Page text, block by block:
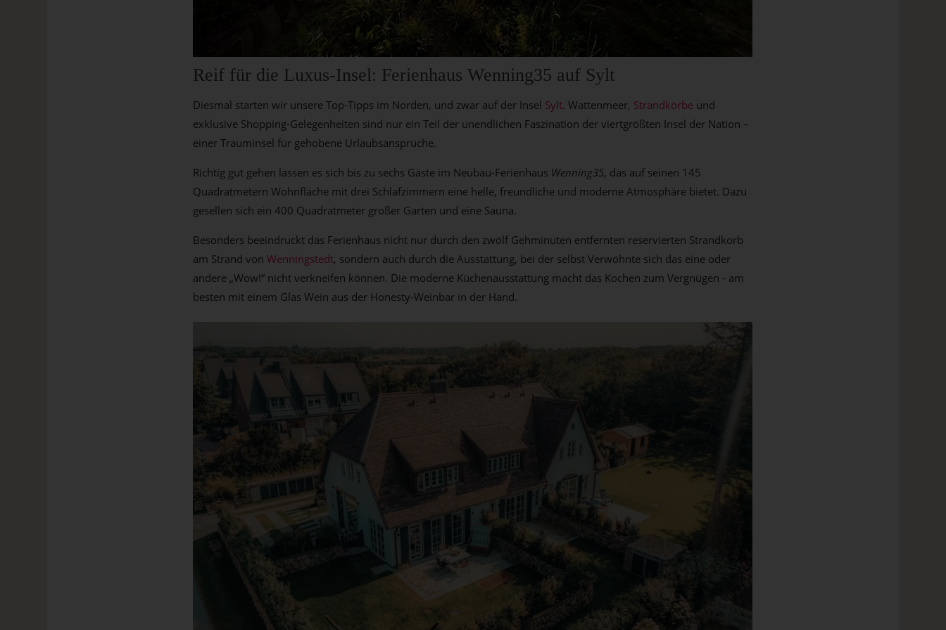
Reif für die Luxus-Insel: Ferienhaus Wenning35 auf Sylt
Diesmal starten wir unsere Top-Tipps im Norden, und zwar auf der Insel Sylt. Wattenmeer, Strandkörbe und
exklusive Shopping-Gelegenheiten sind nur ein Teil der unendlichen Faszination der viertgrößten Insel der Nation –
einer Trauminsel für gehobene Urlaubsansprüche.
Richtig gut gehen lassen es sich bis zu sechs Gäste im Neubau-Ferienhaus Wenning35, das auf seinen 145
Quadratmetern Wohnfläche mit drei Schlafzimmern eine helle, freundliche und moderne Atmosphäre bietet. Dazu
gesellen sich ein 400 Quadratmeter großer Garten und eine Sauna.
Besonders beeindruckt das Ferienhaus nicht nur durch den zwölf Gehminuten entfernten reservierten Strandkorb
am Strand vonWenningstedt, sondern auch durch die Ausstattung, bei der selbst Verwöhnte sich das eine oder
andere „Wow!“ nicht verkneifen können. Die moderne Küchenausstattung macht das Kochen zum Vergnügen - am
besten mit einem Glas Wein aus der Honesty-Weinbar in der Hand.